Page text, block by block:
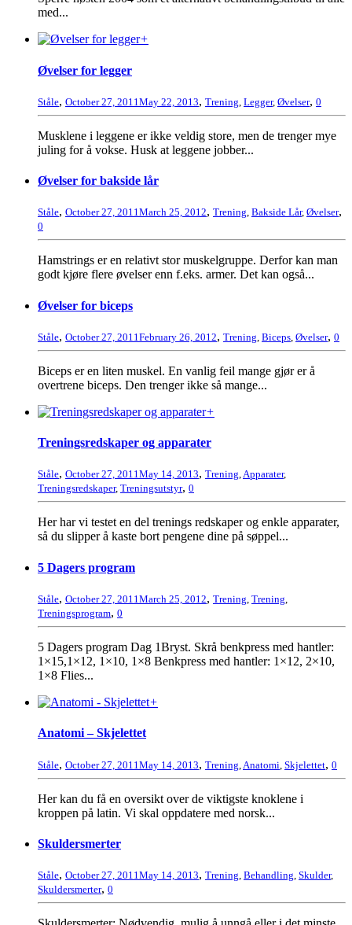
med...
+
Øvelser for legger
Ståle, October 27, 2011 May 22, 2013, Trening Legger, Øvelser, 0
Musklene i leggene er ikke veldig store, men de trenger mye
juling for å vokse. Husk at leggene jobber...
Øvelser for bakside lår
Ståle, October 27, 2011March 25, 2012, Trening, Bakside Lår, Øvelser,
0
Hamstrings er en relativt stor muskelgruppe. Derfor kan man
godt kjøre flere øvelser enn f.eks. armer. Det kan også...
Øvelser for biceps
Ståle, October 27, 2011 February 26, 2012, Trening Biceps Øvelser, 0
Biceps er en liten muskel. En vanlig feil mange gjør er å
overtrene biceps. Den trenger ikke så mange...
+
Treningsredskaper og apparater
Ståle, October 27, 2011May 14, 2013, Trening,Apparater,
Treningsredskaper, Treningsutstyr, 0
Her har vi testet en del trenings redskaper og enkle apparater,
så du slipper å kaste bort pengene dine på søppel...
5 Dagers program
Ståle, October 27, 2011March 25, 2012, Trening, Trening,
Treningsprogram, 0
5 Dagers program Dag 1Bryst. Skrå benkpress med hantler:
1×15,1×12, 1×10, 1×8 Benkpress med hantler: 1×12, 2×10,
1×8 Flies...
+
Anatomi – Skjelettet
Ståle, October 27, 2011 May 14, 2013, Trening Anatomi Skjelettet, 0
Her kan du få en oversikt over de viktigste knoklene i
kroppen på latin. Vi skal oppdatere med norsk...
Skuldersmerter
Ståle, October 27, 2011May 14, 2013, Trening, Behandling, Skulder,
Skuldersmerter, 0